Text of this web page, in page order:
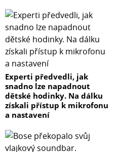
Experti předvedli, jak
snadno lze napadnout
dětské hodinky. Na dálku
získali přístup k mikrofonu
a nastavení